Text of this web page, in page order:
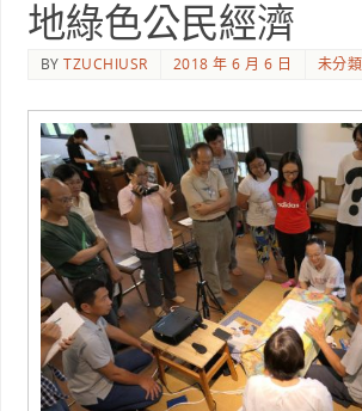
地綠色公民經濟
BYTZUCHIUSR 2018 年 6 月 6 日 未分類